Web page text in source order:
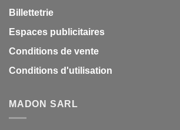
Billettetrie
Espaces publicitaires
Conditions de vente
Conditions d'utilisation
MADON SARL